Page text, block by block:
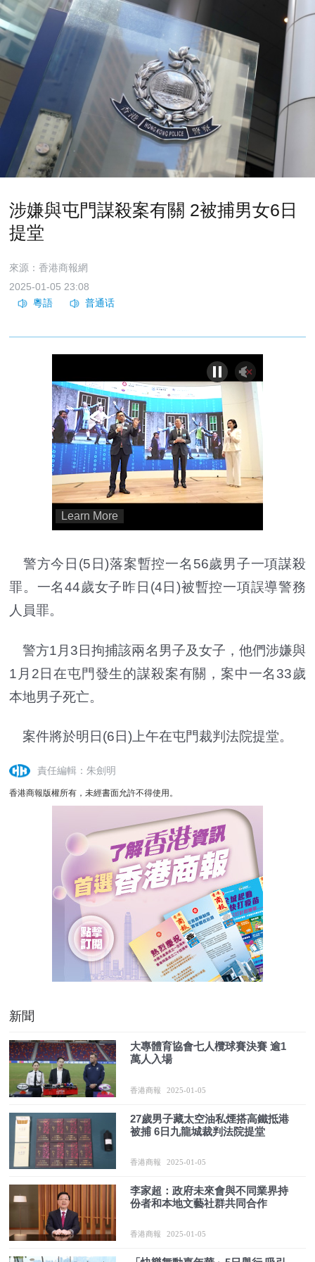
涉嫌與屯門謀殺案有關 2被捕男女6日
提堂
來源：香港商報網
2025-01-05 23:08
警方今日(5日)落案暫控一名56歲男子一項謀殺
罪。一名44歲女子昨日(4日)被暫控一項誤導警務
人員罪。
警方1月3日拘捕該兩名男子及女子，他們涉嫌與
1月2日在屯門發生的謀殺案有關，案中一名33歲
本地男子死亡。
案件將於明日(6日)上午在屯門裁判法院提堂。
責任編輯：朱劍明
香港商報版權所有，未經書面允許不得使用。
新聞
大專體育協會七人欖球賽決賽 逾1
萬人入場
香港商報 2025-01-05
27歲男子藏太空油私煙搭高鐵抵港
被捕 6日九龍城裁判法院提堂
香港商報 2025-01-05
李家超：政府未來會與不同業界持
份者和本地文藝社群共同合作
香港商報 2025-01-05